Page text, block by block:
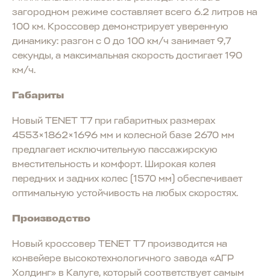
загородном режиме составляет всего 6.2 литров на
100 км. Кроссовер демонстрирует уверенную
динамику: разгон с 0 до 100 км/ч занимает 9,7
секунды, а максимальная скорость достигает 190
км/ч.
Габариты
Новый TENET T7 при габаритных размерах
4553×1862×1696 мм и колесной базе 2670 мм
предлагает исключительную пассажирскую
вместительность и комфорт. Широкая колея
передних и задних колес (1570 мм) обеспечивает
оптимальную устойчивость на любых скоростях.
Производство
Новый кроссовер TENET T7 производится на
конвейере высокотехнологичного завода «АГР
Холдинг» в Калуге, который соответствует самым